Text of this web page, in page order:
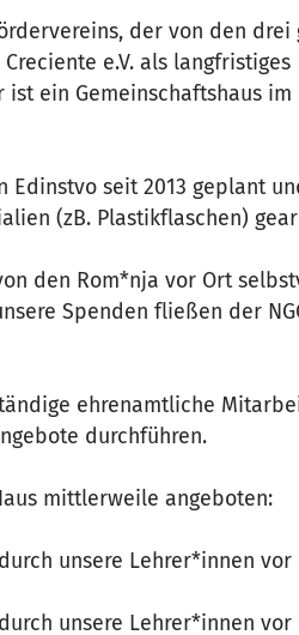
der von den drei
Creciente e.V. als langfristiges
ein Gemeinschaftshaus
Edinstvo seit 2013 geplant
(zB. Plastikflaschen)
den Rom*nja vor Ort
Spenden fließen der
ehrenamtliche
durchführen.
mittlerweile angeboten:
unsere Lehrer*innen
unsere Lehrer*innen